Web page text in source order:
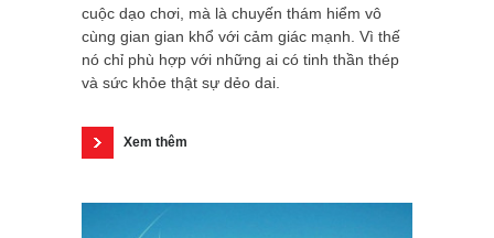
cuộc dạo chơi, mà là chuyến thám hiểm vô
cùng gian gian khổ với cảm giác mạnh. Vì thế
nó chỉ phù hợp với những ai có tinh thần thép
và sức khỏe thật sự dẻo dai.
Xem thêm